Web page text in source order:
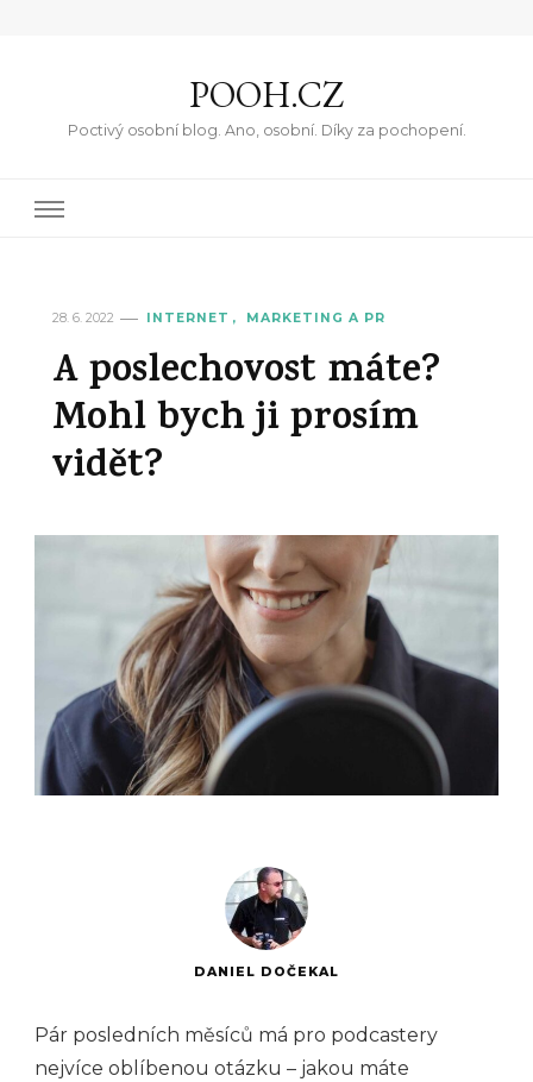
POOH.CZ
Poctivý osobní blog. Ano, osobní. Díky za pochopení.
28. 6. 2022 INTERNET MARKETING A PR
A poslechovost máte?
Mohl bych ji prosím
vidět?
DANIEL DOČEKAL
Pár posledních měsíců má pro podcastery
nejvíce oblíbenou otázku – jakou máte